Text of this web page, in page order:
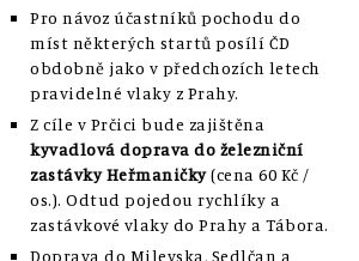
Pro návoz účastníků pochodu do
míst některých startů posílí ČD
obdobně jako v předchozích letech
pravidelné vlaky z Prahy.
Z cíle v Prčici bude zajištěna
kyvadlová doprava do železniční
zastávky Heřmaničky(cena 60 Kč /
os.). Odtud pojedou rychlíky a
zastávkové vlaky do Prahy a Tábora.
Doprava do Milevska, Sedlčan a